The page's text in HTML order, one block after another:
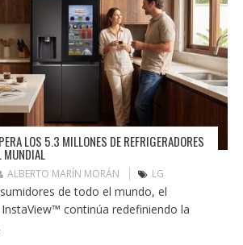
LOS 5.3 MILLONES DE REFRIGERADORES
MUNDIAL
ALBERTO MARÍN MORÁN LG
de todo el mundo, el
continúa redefiniendo la